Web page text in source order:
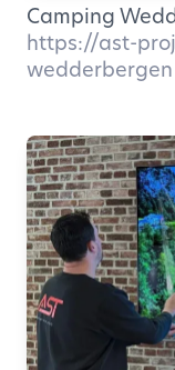
Camping
https://ast-
wedderbergen